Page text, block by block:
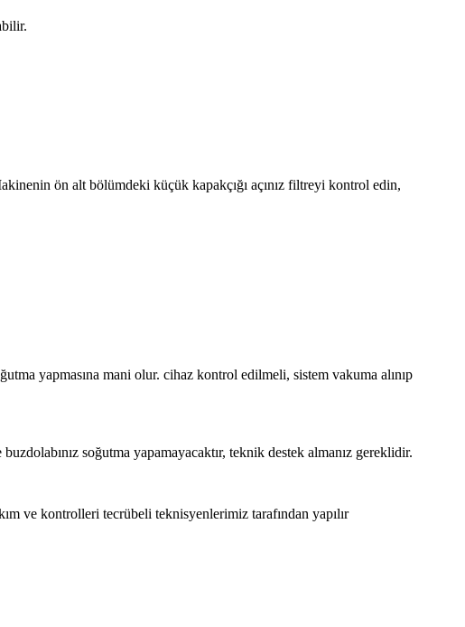
ön alt bölümdeki küçük kapakçığı açınız filtreyi kontrol edin,
yapmasına mani olur. cihaz kontrol edilmeli, sistem vakuma alınıp
buzdolabınız soğutma yapamayacaktır, teknik destek almanız gereklidir.
ve kontrolleri tecrübeli teknisyenlerimiz tarafından yapılır